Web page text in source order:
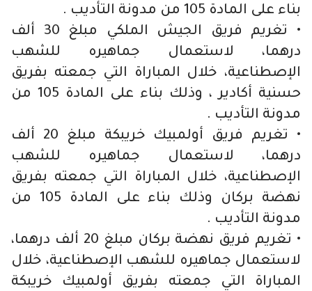
بناء على المادة 105 من مدونة التأديب .
• تغريم فريق الجيش الملكي مبلغ 30 ألف
درهما، لاستعمال جماهيره للشهب
الإصطناعية، خلال المباراة التي جمعته بفريق
حسنية أكادير ، وذلك بناء على المادة 105 من
مدونة التأديب .
• تغريم فريق أولمبيك خريبكة مبلغ 20 ألف
درهما، لاستعمال جماهيره للشهب
الإصطناعية، خلال المباراة التي جمعته بفريق
نهضة بركان وذلك بناء على المادة 105 من
مدونة التأديب .
• تغريم فريق نهضة بركان مبلغ 20 ألف درهما،
لاستعمال جماهيره للشهب الإصطناعية، خلال
المباراة التي جمعته بفريق أولمبيك خريبكة